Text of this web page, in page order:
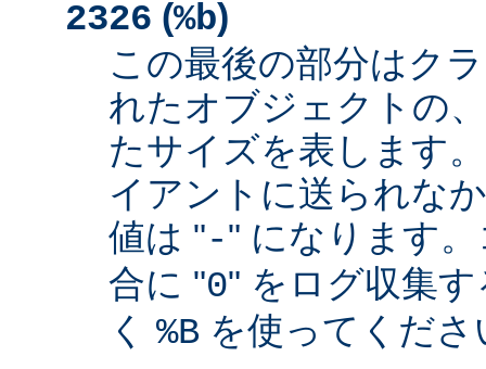
2326 (%b)
この最後の部分はク
れたオブジェクトの
たサイズを表します
イアントに送られな
値は "-" になります
合に "0" をログ収集
く %B を使ってくださ